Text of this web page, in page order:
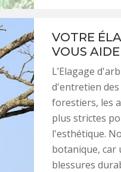
VOTRE
VOUS
L’Elagage
d'entretien des
forestiers, les
plus strictes
l'esthétique.
botanique, car
blessures